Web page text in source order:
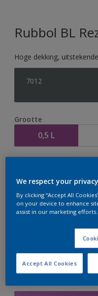
Rubbol BL
Hoge dekking,
7012
Grootte
0,5 L
Op dit moment is het
te bestellen. Houd de
er hard aan om de
We respect your
By clicking “Accept All
on your device to enhance
assist in our marketing efforts.
Accept All Cookies